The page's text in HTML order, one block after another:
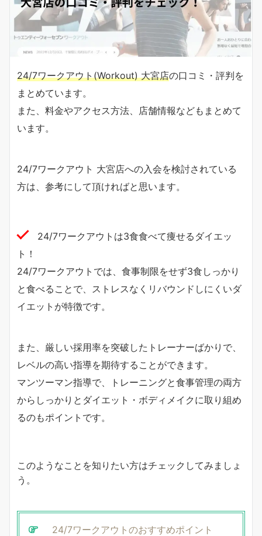
24/7ワークアウト(Workout) 大宮店の口コミ・評判を
まとめています。
また、料金やアクセス方法、店舗情報などもまとめて
います。
24/7ワークアウト 大宮店への入会を検討されている
方は、参考にして頂ければと思います。
24/7ワークアウトは3食食べて痩せるダイエッ
ト！
24/7ワークアウトでは、食事制限をせず3食しっかり
と食べることで、ストレスなくリバウンドしにくいダ
イエットが特徴です。
また、厳しい採用率を突破したトレーナーばかりで、
レベルの高い指導を期待することができます。
マンツーマン指導で、トレーニングと食事管理の両方
からしっかりとダイエット・ボディメイクに取り組め
るのもポイントです。
このようなことを知りたい方はチェックしてみましょ
う。
24/7ワークアウトのおすすめポイント